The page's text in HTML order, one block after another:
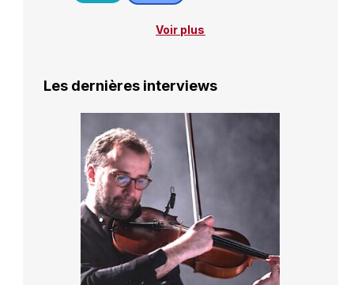
Voir plus
Les dernières interviews